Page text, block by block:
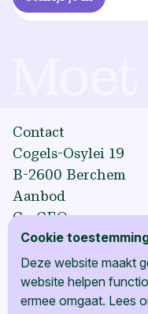
Contact
Cogels-Osylei 19
B-2600 Berchem
Aanbod
Co-CEO
Co-Familie
Co-Ondernemer
Referenties
Partners
Cookie
Deze website maakt
website helpen
ermee omgaat. Lees